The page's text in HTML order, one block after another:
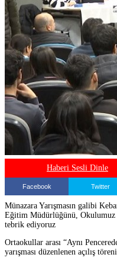
Haberi Sesli Dinle
Facebook Twitter
Münazara Yarışmasın galibi
Eğitim Müdürlüğünü,
tebrik ediyoruz
Ortaokullar arası “Aynı
yarışması düzenlenen açılış